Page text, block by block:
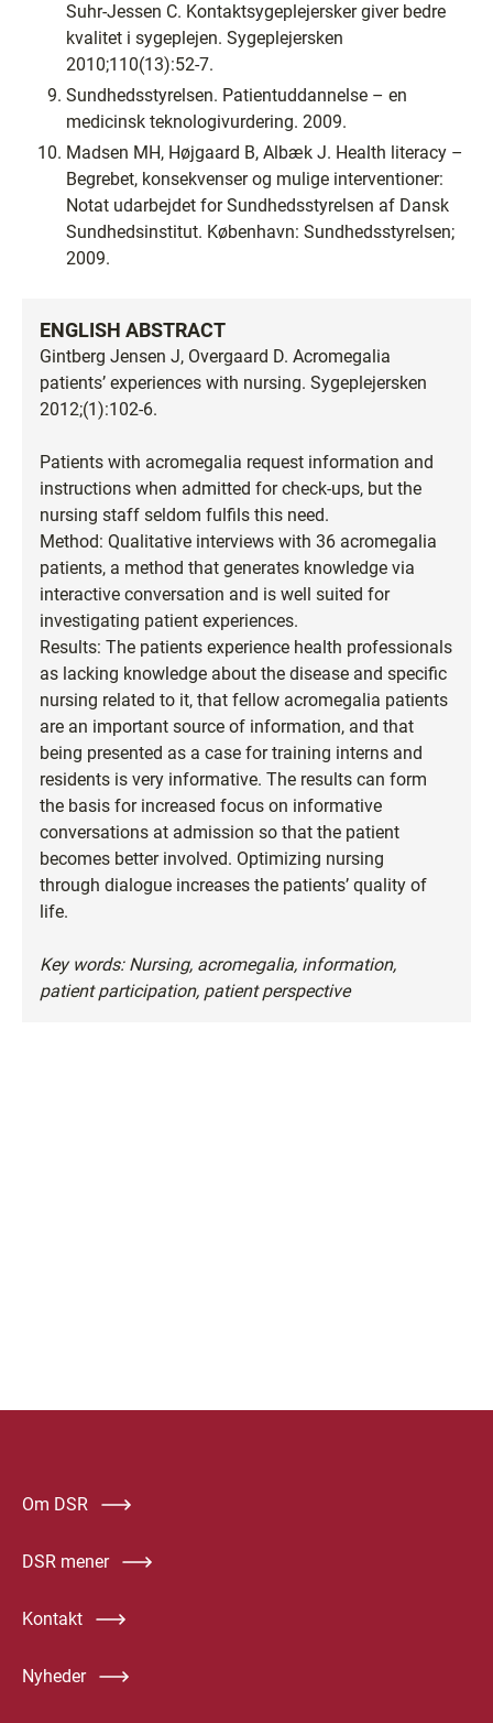
Suhr-Jessen C. Kontaktsygeplejersker giver bedre
kvalitet i sygeplejen. Sygeplejersken
2010;110(13):52-7.
Sundhedsstyrelsen. Patientuddannelse – en
medicinsk teknologivurdering. 2009.
Madsen MH, Højgaard B, Albæk J. Health literacy –
Begrebet, konsekvenser og mulige interventioner:
Notat udarbejdet for Sundhedsstyrelsen af Dansk
Sundhedsinstitut. København: Sundhedsstyrelsen;
2009.
ENGLISH ABSTRACT
Gintberg Jensen J, Overgaard D. Acromegalia
patients’ experiences with nursing. Sygeplejersken
2012;(1):102-6.
Patients with acromegalia request information and
instructions when admitted for check-ups, but the
nursing staff seldom fulfils this need.
Method: Qualitative interviews with 36 acromegalia
patients, a method that generates knowledge via
interactive conversation and is well suited for
investigating patient experiences.
Results: The patients experience health professionals
as lacking knowledge about the disease and specific
nursing related to it, that fellow acromegalia patients
are an important source of information, and that
being presented as a case for training interns and
residents is very informative. The results can form
the basis for increased focus on informative
conversations at admission so that the patient
becomes better involved. Optimizing nursing
through dialogue increases the patients’ quality of
life.
Key words: Nursing, acromegalia, information,
patient participation, patient perspective
Om DSR
DSR mener
Kontakt
Nyheder